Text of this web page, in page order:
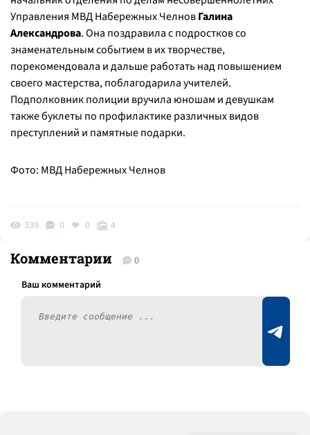
Управления МВД Набережных ЧелновГалина
Александрова. Она поздравила с подростков со
знаменательным событием в их творчестве,
порекомендовала и дальше работать над повышением
своего мастерства, поблагодарила учителей.
Подполковник полиции вручила юношам и девушкам
также буклеты по профилактике различных видов
преступлений и памятные подарки.
Фото: МВД Набережных Челнов
339 0 0 4
Комментарии 0